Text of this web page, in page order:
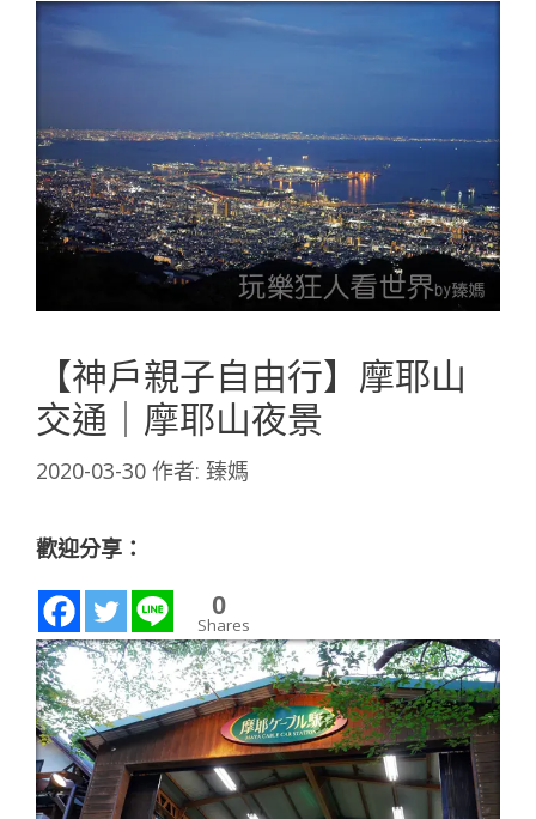
【神戶親子自由行】摩耶山
交通｜摩耶山夜景
2020-03-30 作者: 臻媽
歡迎分享：
0
Shares